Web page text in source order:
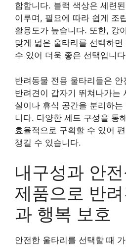
합합니다. 블랙 색상은 세련
이루며, 필요에 따라 쉽게 조
활용도가 높습니다. 또한, 강
맞게 넓은 울타리를 선택하
수 있어 더욱 좋은 선택입니
반려동물 전용 울타리들은
반려견이 갑자기 뛰쳐나가는
실이나 휴식 공간을 분리하
니다. 다양한 세트 구성을 통
효율적으로 구획할 수 있어
챙길 수 있습니다.
내구성과 안
제품으로 반
과 행복 보호
안전한 울타리를 선택할 때